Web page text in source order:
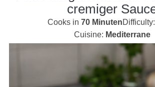
cremiger
Cooks in 70 MinutenDifficulty:
Cuisine: Mediterrane